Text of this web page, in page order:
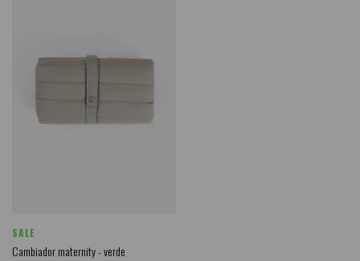
SALE
Cambiador maternity - verde